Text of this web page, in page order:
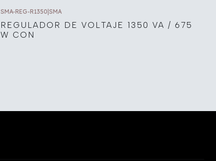
SMA-REG-R1350 SMA
REGULADOR DE VOLTAJE 1350 VA / 675
W CON